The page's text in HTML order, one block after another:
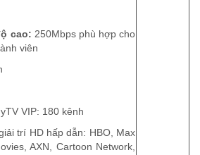
cao: 250Mbps phù hợp cho
viên
VIP: 180 kênh
trí HD hấp dẫn: HBO, Max
AXN, Cartoon Network,